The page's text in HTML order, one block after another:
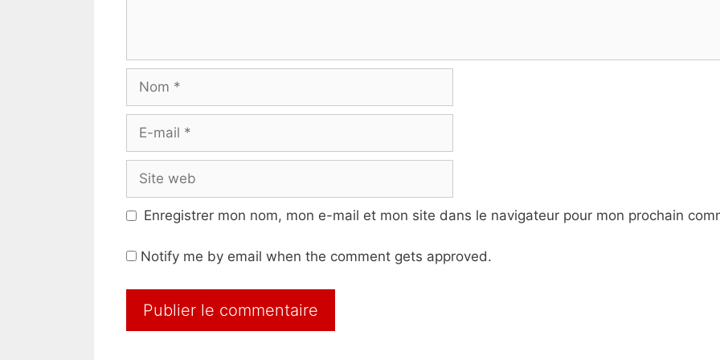
Nom
Site
web
Enregistrer mon nom, mon e-mail et mon site dans le navigateur pour mon prochain
Notify me by email when the comment gets approved.